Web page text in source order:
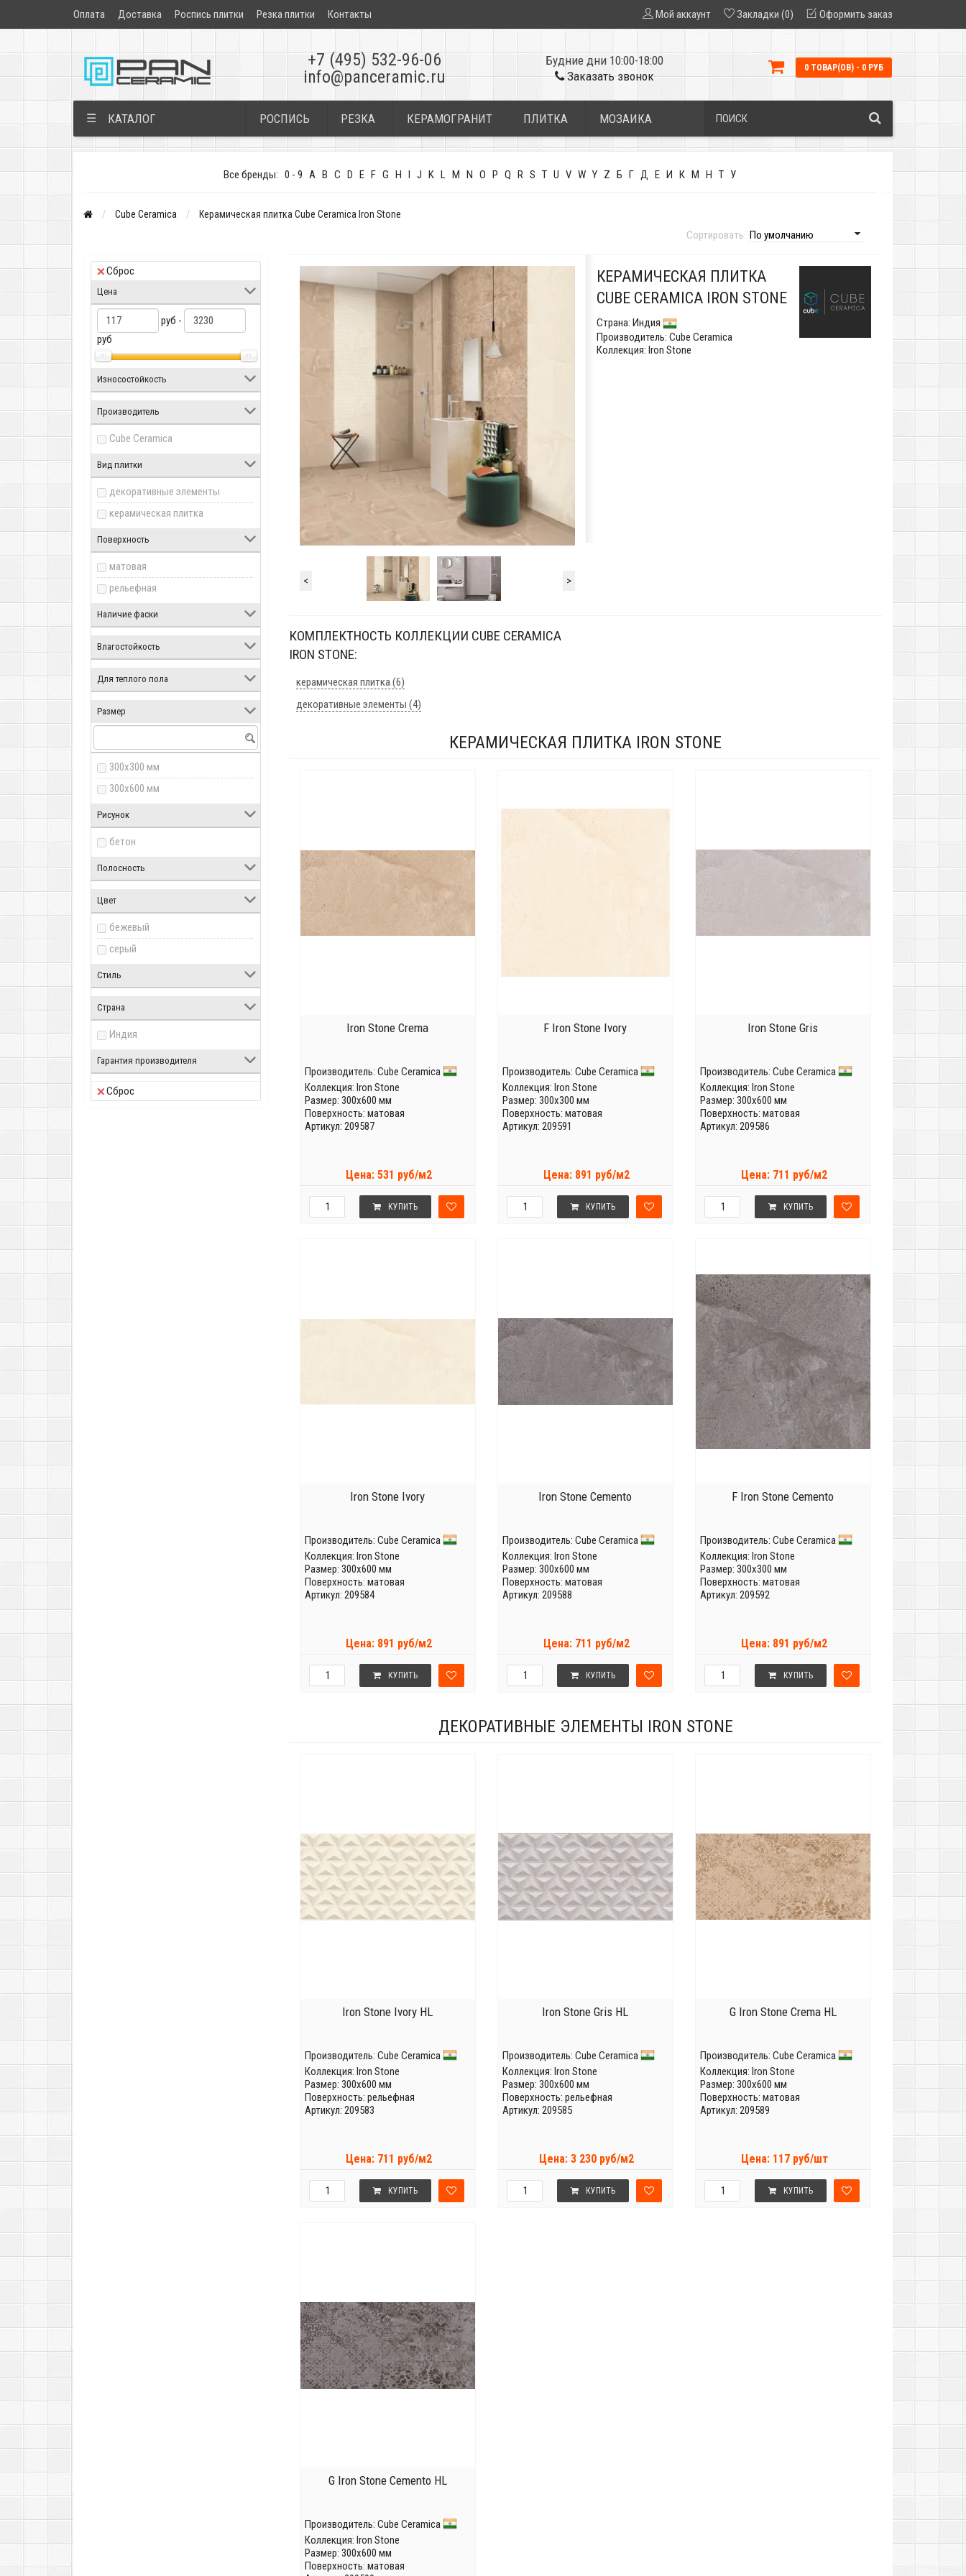
Оплата Доставка Роспись плитки Резка плитки Контакты Мой аккаунт Закладки (0) Оформить заказ
+7 (495) 532-96-06
info@panceramic.ru
Будние дни 10:00-18:00
Заказать звонок
0 ТОВАР(ОВ) - 0 РУБ
☰ КАТАЛОГ РОСПИСЬ РЕЗКА КЕРАМОГРАНИТ ПЛИТКА МОЗАИКА
Все бренды: 0 - 9 A B C D E F G H I J K L M N O P Q R S T U V W Y Z Б Г Д Е И К М Н Т У
Cube Ceramica Керамическая плитка Cube Ceramica Iron Stone
Сортировать:
Сброс
Цена
руб -
руб
Износостойкость
Производитель
Cube Ceramica
Вид плитки
декоративные элементы
керамическая плитка
Поверхность
матовая
рельефная
Наличие фаски
Влагостойкость
Для теплого пола
Размер
300x300 мм
300x600 мм
Рисунок
бетон
Полосность
Цвет
бежевый
серый
Стиль
Страна
Индия
Гарантия производителя
Сброс
< >
КЕРАМИЧЕСКАЯ ПЛИТКА
CUBE CERAMICA IRON STONE
Страна: Индия
Производитель: Cube Ceramica
Коллекция: Iron Stone
КОМПЛЕКТНОСТЬ КОЛЛЕКЦИИ CUBE CERAMICA
IRON STONE:
керамическая плитка (6)
декоративные элементы (4)
КЕРАМИЧЕСКАЯ ПЛИТКА IRON STONE
Iron Stone Crema
Производитель: Cube Ceramica
Коллекция: Iron Stone
Размер: 300x600 мм
Поверхность: матовая
Артикул: 209587
Цена: 531 руб/м2
КУПИТЬ
F Iron Stone Ivory
Производитель: Cube Ceramica
Коллекция: Iron Stone
Размер: 300x300 мм
Поверхность: матовая
Артикул: 209591
Цена: 891 руб/м2
КУПИТЬ
Iron Stone Gris
Производитель: Cube Ceramica
Коллекция: Iron Stone
Размер: 300x600 мм
Поверхность: матовая
Артикул: 209586
Цена: 711 руб/м2
КУПИТЬ
Iron Stone Ivory
Производитель: Cube Ceramica
Коллекция: Iron Stone
Размер: 300x600 мм
Поверхность: матовая
Артикул: 209584
Цена: 891 руб/м2
КУПИТЬ
Iron Stone Cemento
Производитель: Cube Ceramica
Коллекция: Iron Stone
Размер: 300x600 мм
Поверхность: матовая
Артикул: 209588
Цена: 711 руб/м2
КУПИТЬ
F Iron Stone Cemento
Производитель: Cube Ceramica
Коллекция: Iron Stone
Размер: 300x300 мм
Поверхность: матовая
Артикул: 209592
Цена: 891 руб/м2
КУПИТЬ
ДЕКОРАТИВНЫЕ ЭЛЕМЕНТЫ IRON STONE
Iron Stone Ivory HL
Производитель: Cube Ceramica
Коллекция: Iron Stone
Размер: 300x600 мм
Поверхность: рельефная
Артикул: 209583
Цена: 711 руб/м2
КУПИТЬ
Iron Stone Gris HL
Производитель: Cube Ceramica
Коллекция: Iron Stone
Размер: 300x600 мм
Поверхность: рельефная
Артикул: 209585
Цена: 3 230 руб/м2
КУПИТЬ
G Iron Stone Crema HL
Производитель: Cube Ceramica
Коллекция: Iron Stone
Размер: 300x600 мм
Поверхность: матовая
Артикул: 209589
Цена: 117 руб/шт
КУПИТЬ
G Iron Stone Cemento HL
Производитель: Cube Ceramica
Коллекция: Iron Stone
Размер: 300x600 мм
Поверхность: матовая